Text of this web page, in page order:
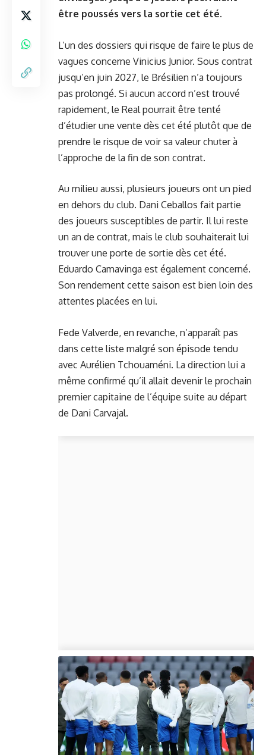
être poussés vers la sortie cet été.
L’un des dossiers qui risque de faire le plus de
vagues concerne Vinicius Junior. Sous contrat
jusqu’en juin 2027, le Brésilien n’a toujours
pas prolongé. Si aucun accord n’est trouvé
rapidement, le Real pourrait être tenté
d’étudier une vente dès cet été plutôt que de
prendre le risque de voir sa valeur chuter à
l’approche de la fin de son contrat.
Au milieu aussi, plusieurs joueurs ont un pied
en dehors du club. Dani Ceballos fait partie
des joueurs susceptibles de partir. Il lui reste
un an de contrat, mais le club souhaiterait lui
trouver une porte de sortie dès cet été.
Eduardo Camavinga est également concerné.
Son rendement cette saison est bien loin des
attentes placées en lui.
Fede Valverde, en revanche, n’apparaît pas
dans cette liste malgré son épisode tendu
avec Aurélien Tchouaméni. La direction lui a
même confirmé qu’il allait devenir le prochain
premier capitaine de l’équipe suite au départ
de Dani Carvajal.